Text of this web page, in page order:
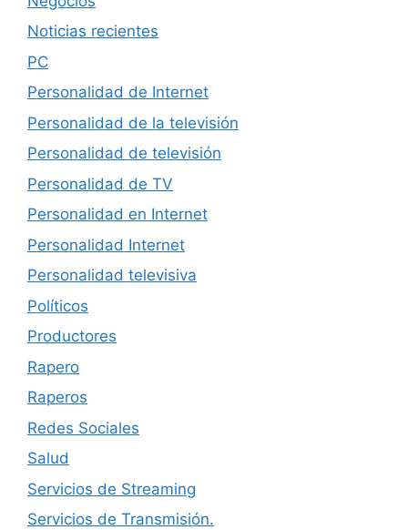
Noticias recientes
PC
Personalidad de Internet
Personalidad de la televisión
Personalidad de televisión
Personalidad de TV
Personalidad en Internet
Personalidad Internet
Personalidad televisiva
Políticos
Productores
Rapero
Raperos
Redes Sociales
Salud
Servicios de Streaming
Servicios de Transmisión.